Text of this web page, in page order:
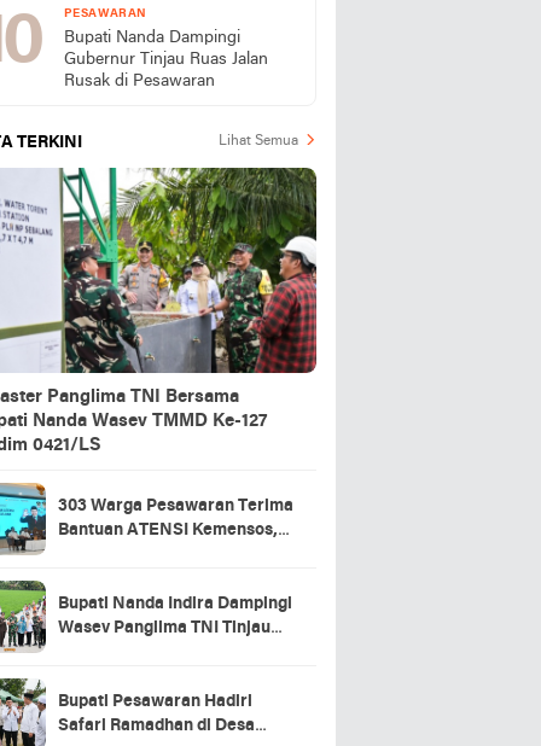
PESAWARAN
Bupati Nanda Dampingi
Gubernur Tinjau Ruas Jalan
Rusak di Pesawaran
TERKINI Lihat Semua
Panglima TNI Bersama
Nanda Wasev TMMD Ke-127
0421/LS
303 Warga Pesawaran Terima
Bantuan ATENSI Kemensos,
Bupati Nanda Indira Dampingi
Wasev Panglima TNI Tinjau
Bupati Pesawaran Hadiri
Safari Ramadhan di Desa